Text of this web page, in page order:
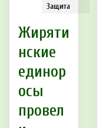
Защита
Жиряти
нские
единор
осы
провел